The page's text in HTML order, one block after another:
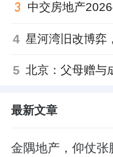
4 星河湾旧改博弈
5
最新文章
金隅地产，仰仗张